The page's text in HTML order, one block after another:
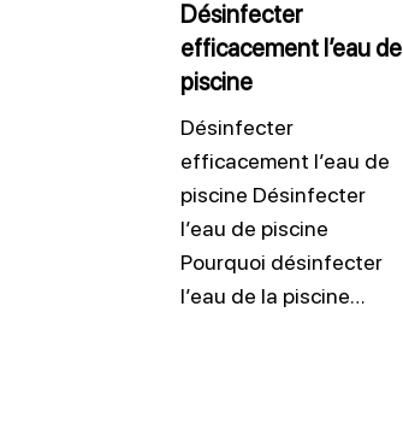
Désinfecter
efficacement l’eau de
piscine
Désinfecter
efficacement l’eau de
piscine Désinfecter
l’eau de piscine
Pourquoi désinfecter
l’eau de la piscine…